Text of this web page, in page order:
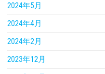
2024年5月
2024年4月
2024年2月
2023年12月